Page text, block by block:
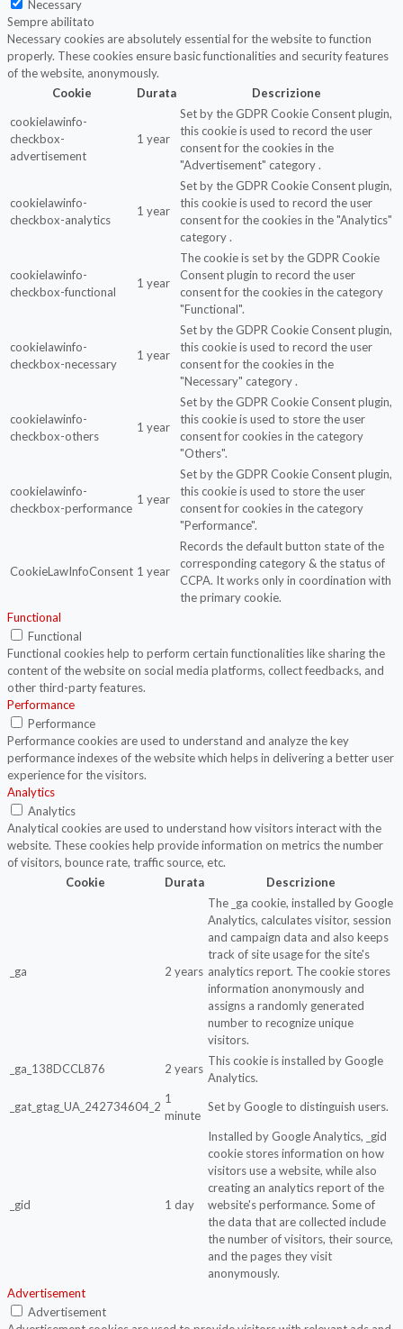
Necessary
Sempre abilitato
Necessary cookies are absolutely essential for the website to function
properly. These cookies ensure basic functionalities and security features
of the website, anonymously.
Cookie
Durata
Descrizione
cookielawinfo-
checkbox-
advertisement
1 year
Set by the GDPR Cookie Consent plugin,
this cookie is used to record the user
consent for the cookies in the
"Advertisement" category .
cookielawinfo-
checkbox-analytics
1 year
Set by the GDPR Cookie Consent plugin,
this cookie is used to record the user
consent for the cookies in the "Analytics"
category .
cookielawinfo-
checkbox-functional
1 year
The cookie is set by the GDPR Cookie
Consent plugin to record the user
consent for the cookies in the category
"Functional".
cookielawinfo-
checkbox-necessary
1 year
Set by the GDPR Cookie Consent plugin,
this cookie is used to record the user
consent for the cookies in the
"Necessary" category .
cookielawinfo-
checkbox-others
1 year
Set by the GDPR Cookie Consent plugin,
this cookie is used to store the user
consent for cookies in the category
"Others".
cookielawinfo-
checkbox-performance
1 year
Set by the GDPR Cookie Consent plugin,
this cookie is used to store the user
consent for cookies in the category
"Performance".
CookieLawInfoConsent 1 year
Records the default button state of the
corresponding category & the status of
CCPA. It works only in coordination with
the primary cookie.
Functional
Functional
Functional cookies help to perform certain functionalities like sharing the
content of the website on social media platforms, collect feedbacks, and
other third-party features.
Performance
Performance
Performance cookies are used to understand and analyze the key
performance indexes of the website which helps in delivering a better user
experience for the visitors.
Analytics
Analytics
Analytical cookies are used to understand how visitors interact with the
website. These cookies help provide information on metrics the number
of visitors, bounce rate, traffic source, etc.
Cookie
Durata Descrizione
_ga 2 years
The _ga cookie, installed by Google
Analytics, calculates visitor, session
and campaign data and also keeps
track of site usage for the site's
analytics report. The cookie stores
information anonymously and
assigns a randomly generated
number to recognize unique
visitors.
_ga_138DCCL876
2 years
This cookie is installed by Google
Analytics.
_gat_gtag_UA_242734604_2
1
minute
Set by Google to distinguish users.
_gid 1 day
Installed by Google Analytics, _gid
cookie stores information on how
visitors use a website, while also
creating an analytics report of the
website's performance. Some of
the data that are collected include
the number of visitors, their source,
and the pages they visit
anonymously.
Advertisement
Advertisement